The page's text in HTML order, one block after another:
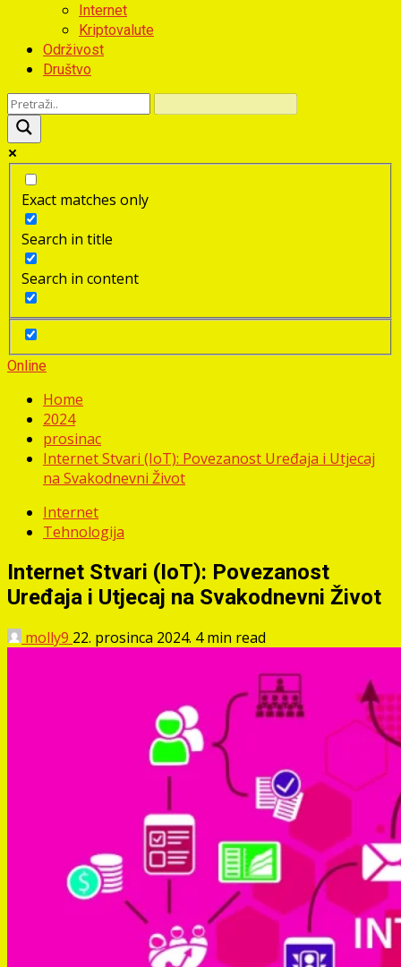
Internet
Kriptovalute
Održivost
Društvo
Exact matches only
Search in title
Search in content
Online
Home
2024
prosinac
Internet Stvari (IoT): Povezanost Uređaja i Utjecaj
na Svakodnevni Život
Internet
Tehnologija
Internet Stvari (IoT): Povezanost
Uređaja i Utjecaj na Svakodnevni Život
molly9 22. prosinca 2024. 4 min read